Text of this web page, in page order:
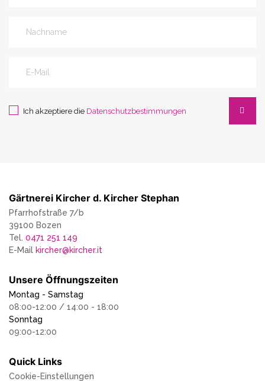
Ich akzeptiere die Datenschutzbestimmungen
Gärtnerei Kircher d. Kircher Stephan
Pfarrhofstraße 7/b
39100 Bozen
Tel. 0471 251 149
E-Mail kircher@kircher.it
Unsere Öffnungszeiten
Montag - Samstag
08:00-12:00 / 14:00 - 18:00
Sonntag
09:00-12:00
Quick Links
Cookie-Einstellungen